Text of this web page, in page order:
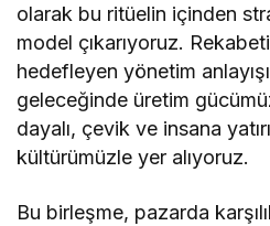
olarak bu ritüelin içinden
model çıkarıyoruz.
hedefleyen yönetim
geleceğinde üretim
dayalı, çevik ve insana
kültürümüzle yer alıyoruz.
Bu birleşme, pazarda